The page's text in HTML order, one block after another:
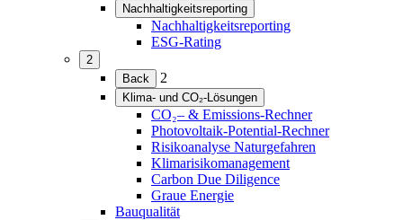
Nachhaltigkeitsreporting
(Menü
erweitern)
Nachhaltigkeitsreporting
ESG-Rating
2
(Menü
erweitern)
Back 2
Klima- und CO₂-Lösungen
(Menü
erweitern)
CO₂– & Emissions-Rechner
Photovoltaik-Potential-Rechner
Risikoanalyse Naturgefahren
Klimarisikomanagement
Carbon Due Diligence
Graue Energie
Bauqualität